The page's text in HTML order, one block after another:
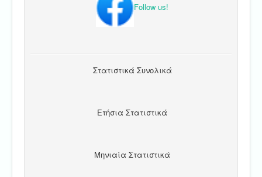
Follow us!
Στατιστικά Συνολικά
Ετήσια Στατιστικά
Μηνιαία Στατιστικά